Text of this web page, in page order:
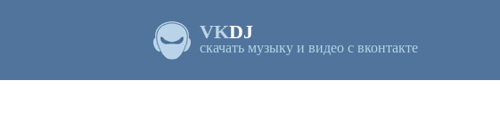
VKDJ
скачать музыку и видео с вконтакте